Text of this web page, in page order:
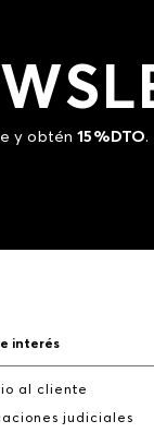
y obtén15%DTO.
interés
al cliente
judiciales